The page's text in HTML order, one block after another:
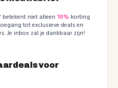
niet alleen 10% korting
tot exclusieve deals en
Je inbox zal je dankbaar zijn!
voor